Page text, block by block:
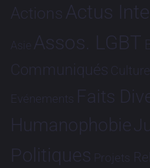
Actions Actus
Asie Assos. LGBT
Communiqués Culture
Evénements Faits
Humanophobie
Politiques Projets